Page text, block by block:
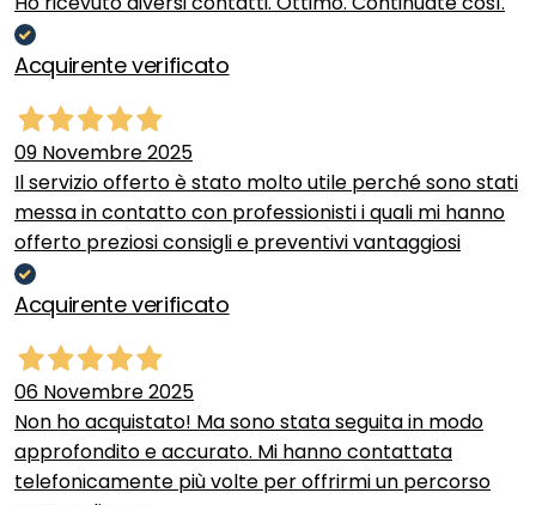
Acquirente verificato
09 Novembre 2025
Il servizio offerto è stato molto utile perché sono stati
messa in contatto con professionisti i quali mi hanno
offerto preziosi consigli e preventivi vantaggiosi
Acquirente verificato
06 Novembre 2025
Non ho acquistato! Ma sono stata seguita in modo
approfondito e accurato. Mi hanno contattata
telefonicamente più volte per offrirmi un percorso